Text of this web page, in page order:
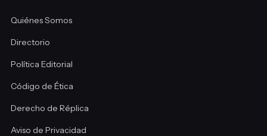
Quiénes Somos
Directorio
Política Editorial
Código de Ética
Derecho de Réplica
Aviso de Privacidad